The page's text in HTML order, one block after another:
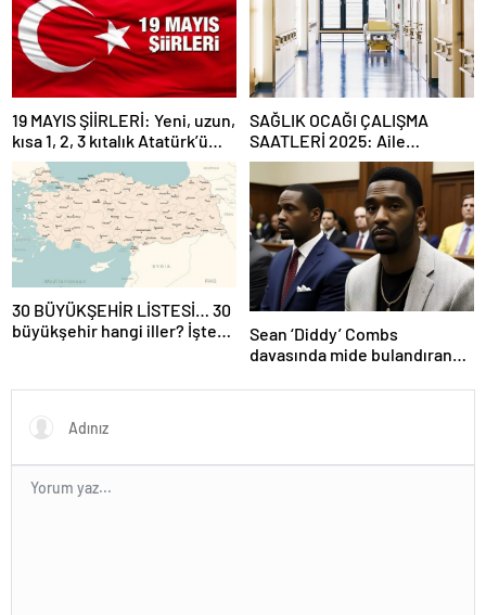
19 MAYIS ŞİİRLERİ: Yeni, uzun,
kısa 1, 2, 3 kıtalık Atatürk’ü
Anma Gençlik ve Spor
Bayramı şiirleri…
SAĞLIK OCAĞI ÇALIŞMA
SAATLERİ 2025: Aile
Hekimliği kaçta açılıyor, kaça
kadar açık? Sağlık ocağı hafta
sonu açık mı?
30 BÜYÜKŞEHİR LİSTESİ… 30
büyükşehir hangi iller? İşte
Sean ‘Diddy’ Combs
davasında mide bulandıran